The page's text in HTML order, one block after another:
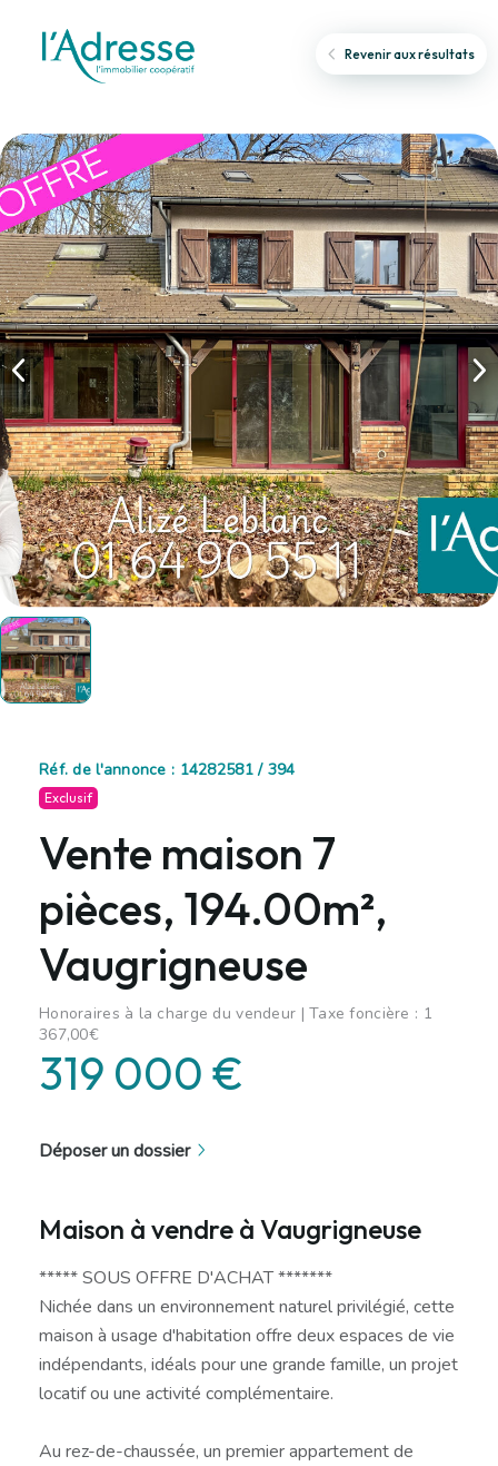
Revenir aux résultats
Réf. de l'annonce : 14282581 / 394
Exclusif
Vente maison 7
pièces, 194.00m²,
Vaugrigneuse
Honoraires à la charge du vendeur | Taxe foncière : 1
367,00€
319 000 €
Déposer un dossier
Maison à vendre à Vaugrigneuse
***** SOUS OFFRE D'ACHAT *******
Nichée dans un environnement naturel privilégié, cette
maison à usage d'habitation offre deux espaces de vie
indépendants, idéals pour une grande famille, un projet
locatif ou une activité complémentaire.
Au rez-de-chaussée, un premier appartement de